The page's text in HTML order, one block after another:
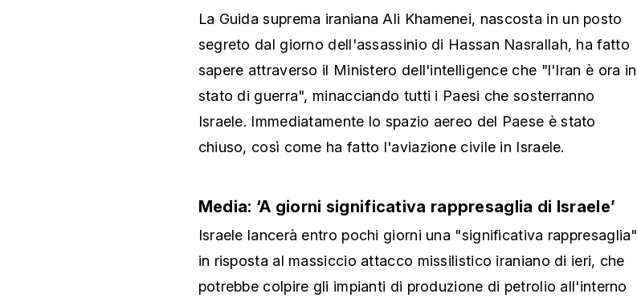
La Guida suprema iraniana Ali Khamenei, nascosta in un posto
segreto dal giorno dell'assassinio di Hassan Nasrallah, ha fatto
sapere attraverso il Ministero dell'intelligence che "l'Iran è ora in
stato di guerra", minacciando tutti i Paesi che sosterranno
Israele. Immediatamente lo spazio aereo del Paese è stato
chiuso, così come ha fatto l'aviazione civile in Israele.
Media: ‘A giorni significativa rappresaglia di Israele’
Israele lancerà entro pochi giorni una "significativa rappresaglia"
in risposta al massiccio attacco missilistico iraniano di ieri, che
potrebbe colpire gli impianti di produzione di petrolio all'interno